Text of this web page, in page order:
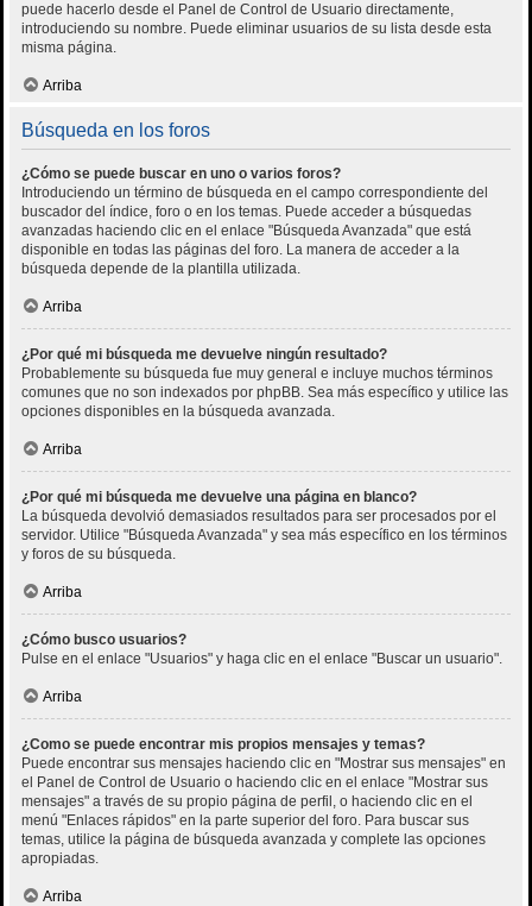
puede hacerlo desde el Panel de Control de Usuario directamente,
introduciendo su nombre. Puede eliminar usuarios de su lista desde esta
misma página.
Arriba
Búsqueda en los foros
¿Cómo se puede buscar en uno o varios foros?
Introduciendo un término de búsqueda en el campo correspondiente del
buscador del índice, foro o en los temas. Puede acceder a búsquedas
avanzadas haciendo clic en el enlace "Búsqueda Avanzada" que está
disponible en todas las páginas del foro. La manera de acceder a la
búsqueda depende de la plantilla utilizada.
Arriba
¿Por qué mi búsqueda me devuelve ningún resultado?
Probablemente su búsqueda fue muy general e incluye muchos términos
comunes que no son indexados por phpBB. Sea más específico y utilice las
opciones disponibles en la búsqueda avanzada.
Arriba
¿Por qué mi búsqueda me devuelve una página en blanco?
La búsqueda devolvió demasiados resultados para ser procesados por el
servidor. Utilice "Búsqueda Avanzada" y sea más específico en los términos
y foros de su búsqueda.
Arriba
¿Cómo busco usuarios?
Pulse en el enlace "Usuarios" y haga clic en el enlace "Buscar un usuario".
Arriba
¿Como se puede encontrar mis propios mensajes y temas?
Puede encontrar sus mensajes haciendo clic en "Mostrar sus mensajes" en
el Panel de Control de Usuario o haciendo clic en el enlace "Mostrar sus
mensajes" a través de su propio página de perfil, o haciendo clic en el
menú "Enlaces rápidos" en la parte superior del foro. Para buscar sus
temas, utilice la página de búsqueda avanzada y complete las opciones
apropiadas.
Arriba